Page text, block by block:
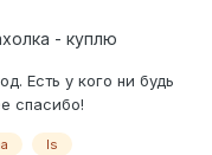
- куплю
Есть у кого ни будь
спасибо!
ls